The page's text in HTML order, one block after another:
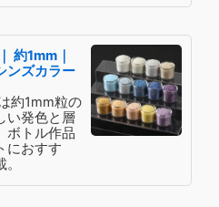
約1mm｜
ンズカラー
約1mm粒の
い発色と層
ボトル作品
におすす